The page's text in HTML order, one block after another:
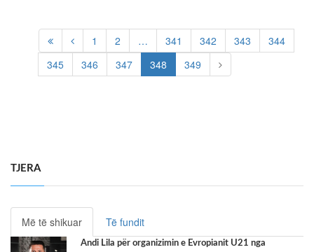
1 2 … 341 342 343
344
345
346 347 348 349
TJERA
Më të shikuar Të fundit
Andi Lila për organizimin e Evropianit U21 nga